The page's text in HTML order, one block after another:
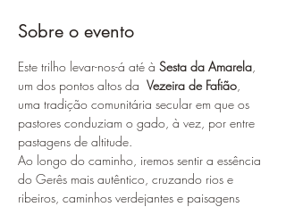
Sobre o evento
Este trilho levar-nos-á até à Sesta da Amarela,
um dos pontos altos da Vezeira de Fafião,
uma tradição comunitária secular em que os
pastores conduziam o gado, à vez, por entre
pastagens de altitude.
Ao longo do caminho, iremos sentir a essência
do Gerês mais autêntico, cruzando rios e
ribeiros, caminhos verdejantes e paisagens